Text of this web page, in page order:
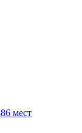
мест